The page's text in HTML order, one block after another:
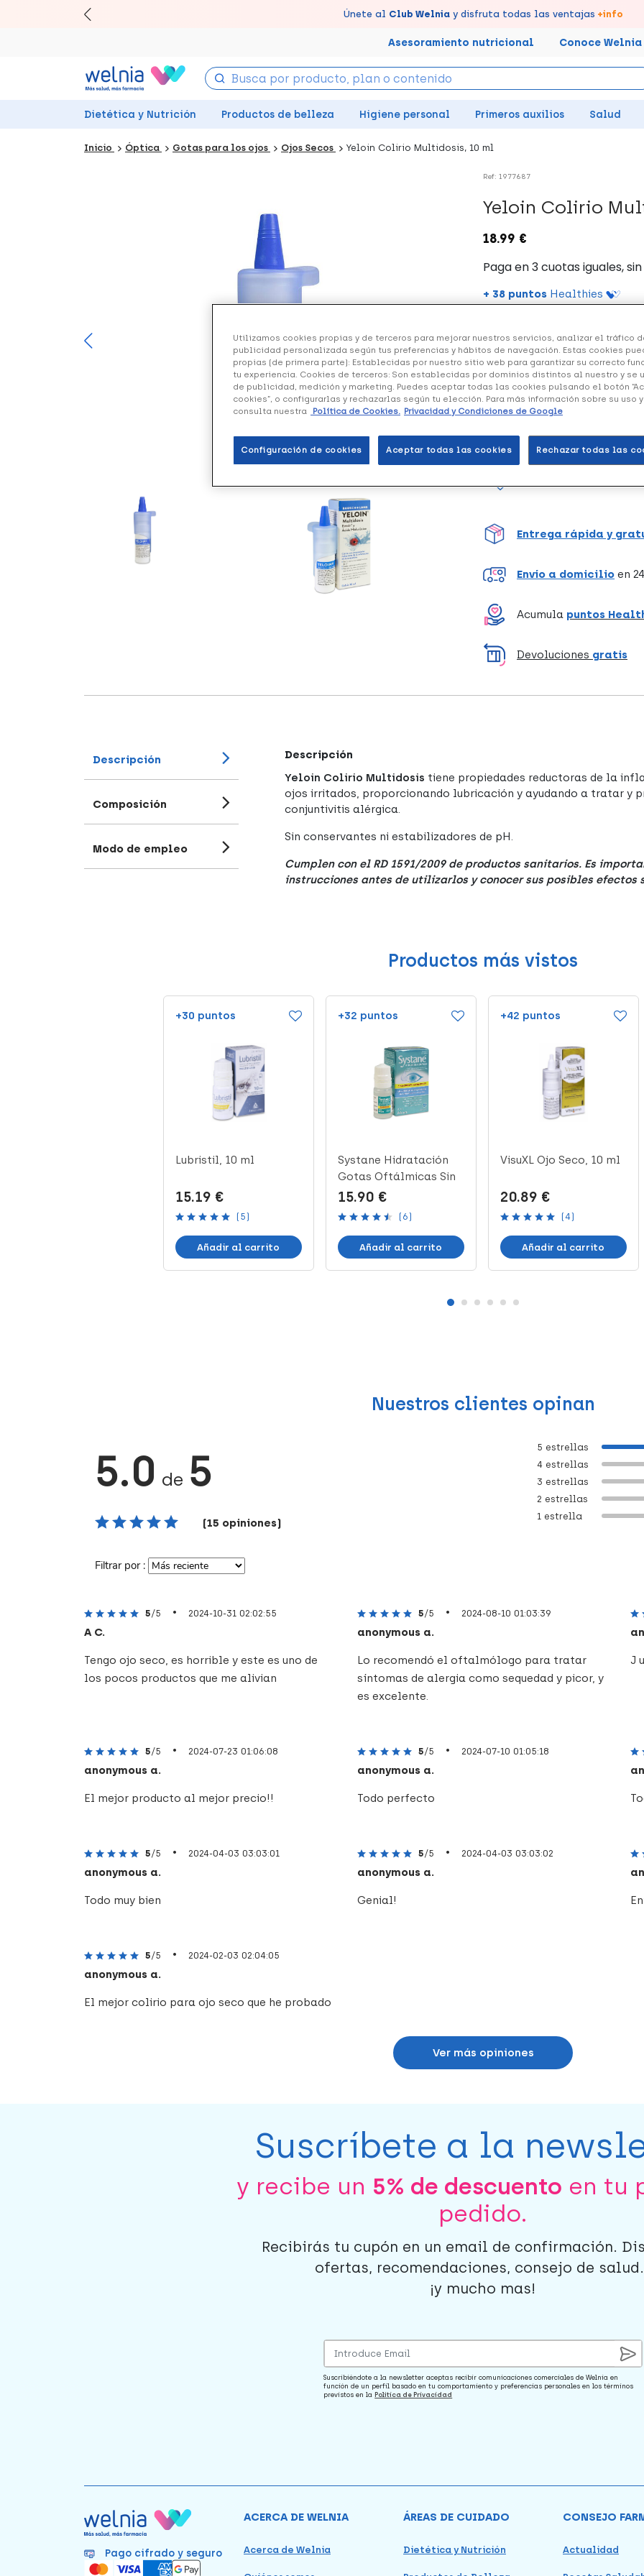
Disfruta de la entregarápida y gratuitaen farmacia
Únete al Club Welniay disfruta todas las ventajas +info
Llévate un7% de descuentocreando tu cuentaaquí
Canjea tus puntos en tu Farmacia de Confianza, acumúlalos online.
Asesoramiento nutricional Conoce Welnia
Dietética y Nutrición Productos de belleza Higiene personal Primeros auxilios Salud
Inicio Óptica Gotas para los ojos Ojos Secos Yeloin Colirio Multidosis, 10 ml
Ref: 1977687
Yeloin Colirio
18.99 €
+ 38 puntos Healthies
Yeloin Colirio Multidosis
Hialurónico.
Formato de 10 ml.
Entrega rápida y
Envío a domicilio en
Acumula puntos
Devoluciones gratis
Descripción
Composición
Modo de empleo
Descripción
Yeloin Colirio Multidosis tiene propiedades reductoras de la
ojos irritados, proporcionando lubricación y ayudando a tratar y
conjuntivitis alérgica.
Sin conservantes ni estabilizadores de pH.
Cumplen con el RD 1591/2009 de productos sanitarios. Es
instrucciones antes de utilizarlos y conocer sus posibles efectos
Productos más vistos
+30 puntos
Lubristil, 10 ml
15.19 €
(5)
Añadir al carrito
+32 puntos
Systane Hidratación
Gotas Oftálmicas Sin
Conserv...
15.90 €
(6)
Añadir al carrito
+42 puntos
VisuXL Ojo Seco, 10 ml
20.89 €
(4)
Añadir al carrito
Nuestros clientes opinan
5.0 de 5
(15 opiniones)
1 estrella
2 estrellas
3 estrellas
4 estrellas
5 estrellas
Filtrar por :
5/5 • 2024-10-31 02:02:55
A C.
Tengo ojo seco, es horrible y este es uno de
los pocos productos que me alivian
5/5 • 2024-08-10 01:03:39
anonymous a.
Lo recomendó el oftalmólogo para tratar
síntomas de alergia como sequedad y picor, y
es excelente.
J
5/5 • 2024-07-23 01:06:08
anonymous a.
El mejor producto al mejor precio!!
5/5 • 2024-07-10 01:05:18
anonymous a.
Todo perfecto
5/5 • 2024-04-03 03:03:01
anonymous a.
Todo muy bien
5/5 • 2024-04-03 03:03:02
anonymous a.
Genial!
5/5 • 2024-02-03 02:04:05
anonymous a.
El mejor colirio para ojo seco que he probado
Ver más opiniones
Suscríbete a la
y recibe un 5% de descuento en tu
pedido.
Recibirás tu cupón en un email de confirmación.
ofertas, recomendaciones, consejo de
¡y mucho mas!
Suscribiéndote a la newsletter aceptas recibir comunicaciones comerciales de Welnia en
función de un perfil basado en tu comportamiento y preferencias personales en los términos
previstos en laPolítica de Privacidad
Pago cifrado y seguro
ACERCA DE WELNIA
Acerca de Welnia
ÁREAS DE CUIDADO
Dietética y Nutrición
CONSEJO
Actualidad
Utilizamos cookies propias y de terceros para mejorar nuestros servicios, analizar el tráfico
publicidad personalizada según tus preferencias y hábitos de navegación. Estas cookies
propias (de primera parte): Establecidas por nuestro sitio web para garantizar su correcto
tu experiencia. Cookies de terceros: Son establecidas por dominios distintos al nuestro y se
de publicidad, medición y marketing. Puedes aceptar todas las cookies pulsando el botón
cookies”, o configurarlas y rechazarlas según tu elección. Para más información sobre su uso
consulta nuestra
Política de Cookies. Privacidad y Condiciones de Google
Configuración de cookies Rechazar todas las
Aceptar todas las cookies